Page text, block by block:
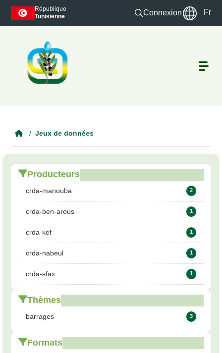
Skip to main content
République
Tunisienne
Connexion Fr
Jeux de données
Producteurs
crda-manouba 2
crda-ben-arous 1
crda-kef 1
crda-nabeul 1
crda-sfax 1
Thèmes
barrages 3
Formats